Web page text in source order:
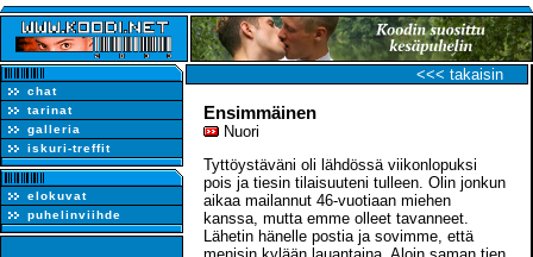
chat
tarinat
galleria
iskuri-treffit
elokuvat
puhelinviihde
<<< takaisin
Ensimmäinen
Nuori
Tyttöystäväni oli lähdössä viikonlopuksi
pois ja tiesin tilaisuuteni tulleen. Olin jonkun
aikaa mailannut 46-vuotiaan miehen
kanssa, mutta emme olleet tavanneet.
Lähetin hänelle postia ja sovimme, että